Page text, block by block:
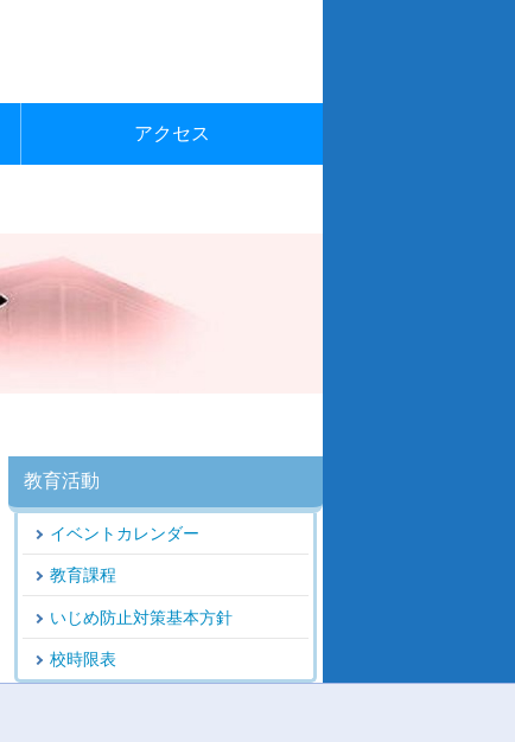
アクセス
教育活動
イベントカレンダー
教育課程
いじめ防止対策基本方針
校時限表